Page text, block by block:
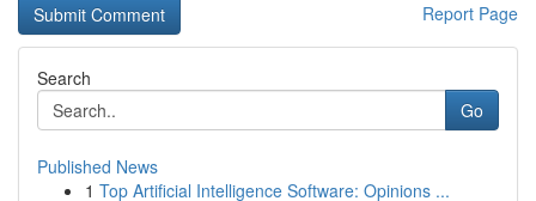
Report Page
Search
Go
Published News
1 Top Artificial Intelligence Software: Opinions ...